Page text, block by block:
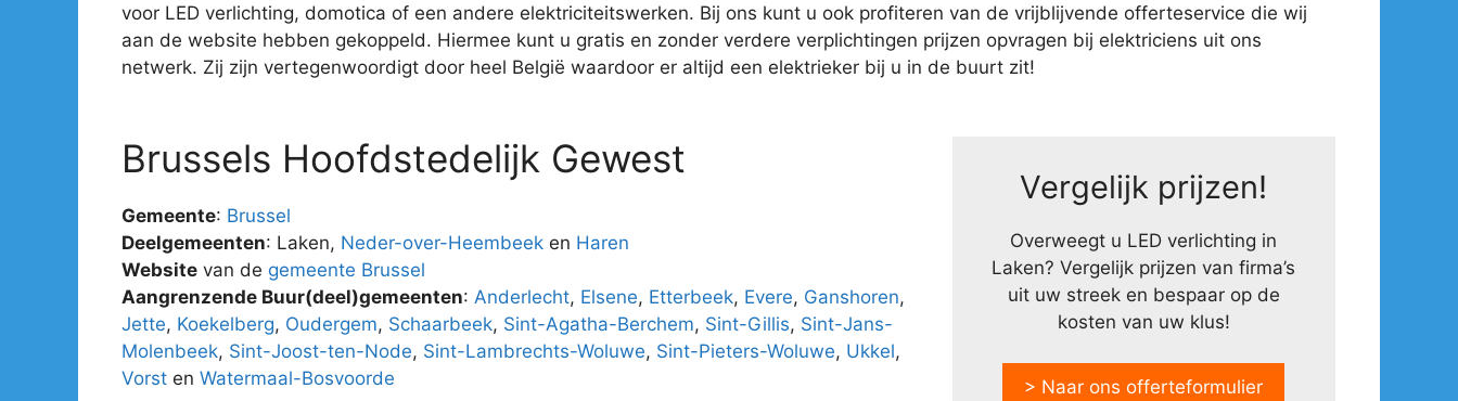
voor LED verlichting, domotica of een andere elektriciteitswerken. Bij ons kunt u ook profiteren van de vrijblijvende offerteservice die wij
aan de website hebben gekoppeld. Hiermee kunt u gratis en zonder verdere verplichtingen prijzen opvragen bij elektriciens uit ons
netwerk. Zij zijn vertegenwoordigt door heel België waardoor er altijd een elektrieker bij u in de buurt zit!
Brussels Hoofdstedelijk Gewest
Gemeente: Brussel
Deelgemeenten: Laken, Neder-over-Heembeek en Haren
Website van de gemeente Brussel
Aangrenzende Buur(deel)gemeenten: Anderlecht, Elsene, Etterbeek, Evere, Ganshoren,
Jette, Koekelberg, Oudergem, Schaarbeek, Sint-Agatha-Berchem, Sint-Gillis, Sint-Jans-
Molenbeek, Sint-Joost-ten-Node, Sint-Lambrechts-Woluwe, Sint-Pieters-Woluwe, Ukkel,
Vorst en Watermaal-Bosvoorde
Vergelijk prijzen!
Overweegt u LED verlichting in
Laken? Vergelijk prijzen van firma’s
uit uw streek en bespaar op de
kosten van uw klus!
> Naar ons offerteformulier